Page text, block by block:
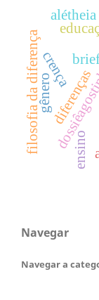
diferenças
crença
filosofia da diferençagênero
ensino
Navegar
Navegar a